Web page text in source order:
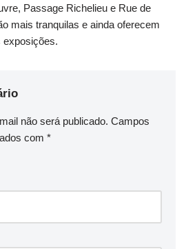
Passage Richelieu e Rue de
mais tranquilas e ainda oferecem
exposições.
não será publicado. Campos
com *